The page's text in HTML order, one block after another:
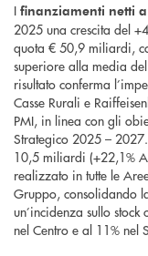
I finanziamenti netti
2025 una crescita del
quota € 50,9 miliardi,
superiore alla media
risultato conferma
Casse Rurali e
PMI, in linea con gli
Strategico 2025 –
10,5 miliardi (+22,1%
realizzato in tutte le
Gruppo, consolidando
un’incidenza sullo
nel Centro e al 11% nel